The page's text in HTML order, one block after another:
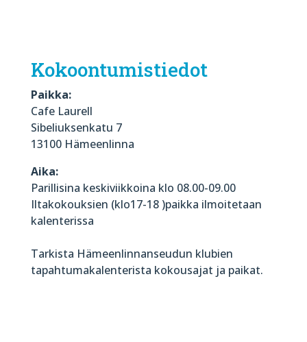
Kokoontumistiedot
Paikka:
Cafe Laurell
Sibeliuksenkatu 7
13100 Hämeenlinna
Aika:
Parillisina keskiviikkoina klo 08.00-09.00
Iltakokouksien (klo17-18 )paikka ilmoitetaan
kalenterissa
Tarkista Hämeenlinnanseudun klubien
tapahtumakalenterista kokousajat ja paikat.